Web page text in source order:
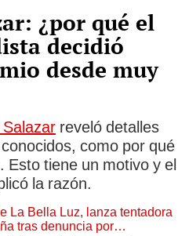
¿por qué el
decidió
desde muy
reveló detalles
como por qué
. Esto tiene un motivo y el
la razón.
La Bella Luz, lanza tentadora
tras denuncia por